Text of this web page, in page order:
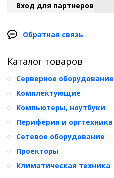
Вход для партнеров
Обратная связь
Каталог товаров
Серверное оборудование
Комплектующие
Компьютеры, ноутбуки
Периферия и оргтехника
Сетевое оборудование
Проекторы
Климатическая техника